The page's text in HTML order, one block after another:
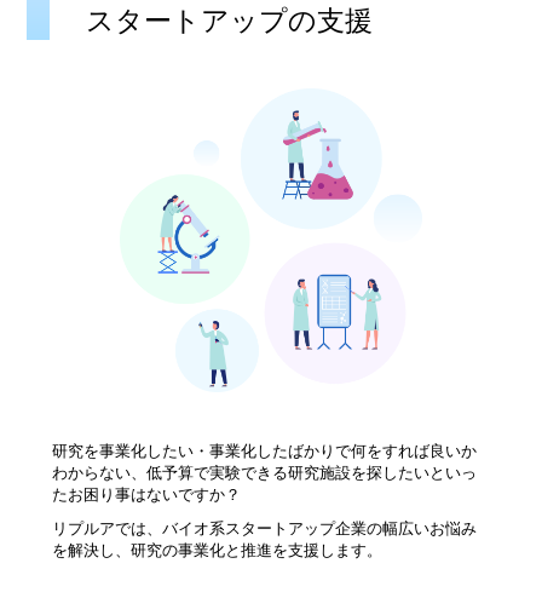
スタートアップの支援
研究を事業化したい・事業化したばかりで何をすれば良いか
わからない、低予算で実験できる研究施設を探したいといっ
たお困り事はないですか？
リプルアでは、バイオ系スタートアップ企業の幅広いお悩み
を解決し、研究の事業化と推進を支援します。